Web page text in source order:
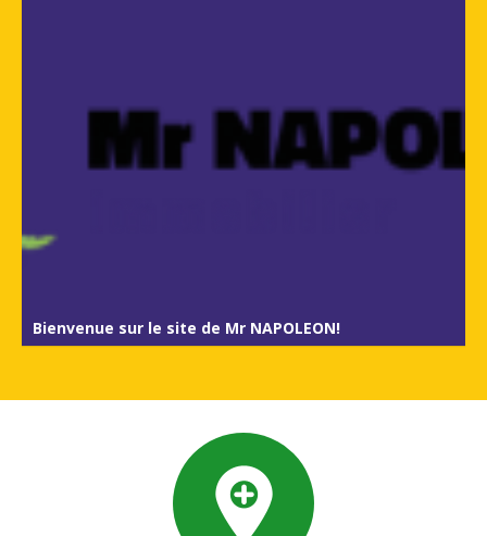
Bienvenue sur le site de Mr NAPOLEON!